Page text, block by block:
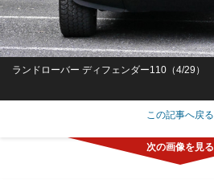
ランドローバー ディフェンダー110（4/29）
この記事へ戻る